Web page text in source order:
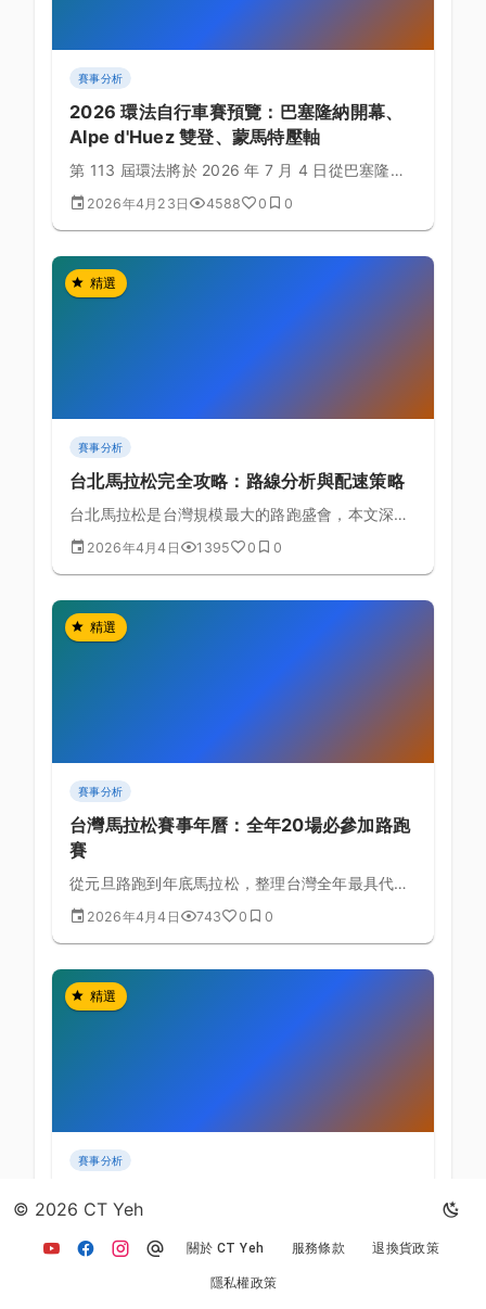
賽事分析
2026 環法自行車賽預覽：巴塞隆納開幕、
Alpe d'Huez 雙登、蒙馬特壓軸
第 113 屆環法將於 2026 年 7 月 4 日從巴塞隆納
開賽，全長 3333 公里、爬升 54,450 公尺，睽違
47 年再度安排 Alpe d'Huez 連續兩天登頂。
2026年4月23日 4588 0 0
精選
賽事分析
台北馬拉松完全攻略：路線分析與配速策略
台北馬拉松是台灣規模最大的路跑盛會，本文深入
分析賽道各段路線特性、東北季風應對策略與各目
標配速的比賽攻略。
2026年4月4日 1395 0 0
精選
賽事分析
台灣馬拉松賽事年曆：全年20場必參加路跑
賽
從元旦路跑到年底馬拉松，整理台灣全年最具代表
性的20場路跑賽事，涵蓋賽道難度、報名資訊與選
手適合度完整分析。
2026年4月4日 743 0 0
精選
賽事分析
台灣最高峰的車手勳章
集結陽明山、合歡山等經典山岳路線的系列挑戰
賽，完成大滿貫是每位車手的終極目標
575 0 0
© 2026 CT Yeh
關於 CT Yeh 服務條款 退換貨政策
隱私權政策